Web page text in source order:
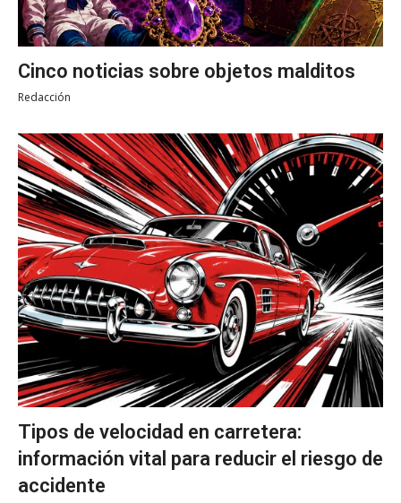
Cinco noticias sobre objetos malditos
Redacción
Tipos de velocidad en carretera:
información vital para reducir el riesgo de
accidente